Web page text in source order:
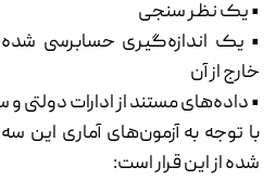
• یک نظر سنجی
• یک اندازه‌گیری حسابرسی شده
خارج از آن
• داده‌های مستند از ادارات دولتی
با توجه به آزمون‌های آماری این
شده از این قرار است: